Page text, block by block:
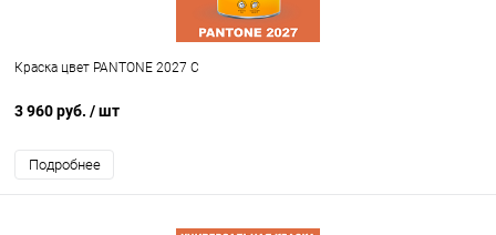
Краска цвет PANTONE 2027 C
3 960 руб. / шт
Подробнее